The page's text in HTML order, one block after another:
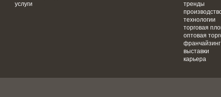
услуги
тренды
технологии
торговая
оптовая
франчайзинг
выставки
карьера